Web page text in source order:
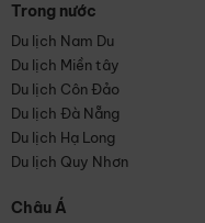
Trong nước
Du lịch Nam Du
Du lịch Miền tây
Du lịch Côn Đảo
Du lịch Đà Nẵng
Du lịch Hạ Long
Du lịch Quy Nhơn
Châu Á